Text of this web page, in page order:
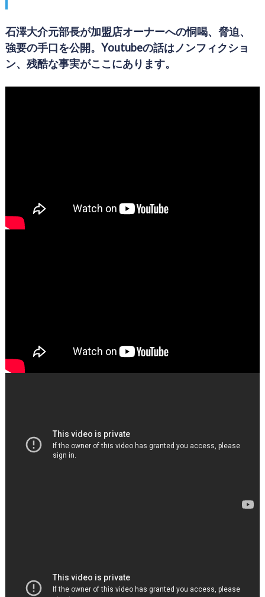
石澤大介元部長が加盟店オーナーへの恫喝、脅迫、
強要の手口を公開。Youtubeの話はノンフィクショ
ン、残酷な事実がここにあります。